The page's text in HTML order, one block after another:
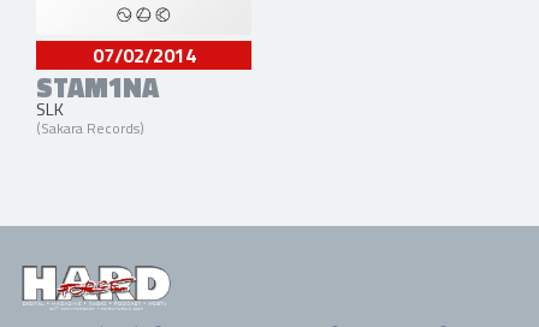
07/02/2014
STAM1NA
SLK
(Sakara Records)